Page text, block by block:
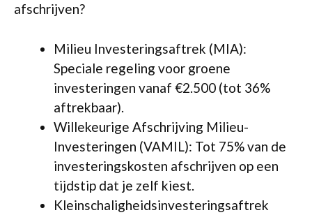
afschrijven?
Milieu Investeringsaftrek (MIA):
Speciale regeling voor groene
investeringen vanaf €2.500 (tot 36%
aftrekbaar).
Willekeurige Afschrijving Milieu-
Investeringen (VAMIL): Tot 75% van de
investeringskosten afschrijven op een
tijdstip dat je zelf kiest.
Kleinschaligheidsinvesteringsaftrek